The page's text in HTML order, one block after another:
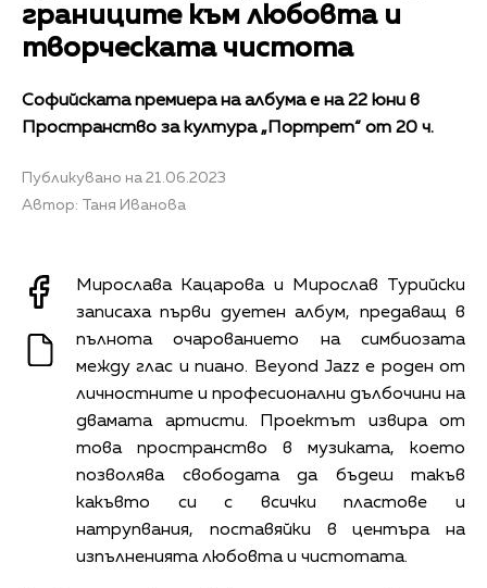
границите към любовта и
творческата чистота
Софийската премиера на албума е на 22 юни в
Пространство за култура „Портрет“ от 20 ч.
Публикувано на 21.06.2023
Автор: Таня Иванова
Мирослава Кацарова и Мирослав Турийски
записаха първи дуетен албум, предаващ в
пълнота очарованието на симбиозата
между глас и пиано. Beyond Jazz е роден от
личностните и професионални дълбочини на
двамата артисти. Проектът извира от
това пространство в музиката, което
позволява свободата да бъдеш такъв
какъвто си с всички пластове и
натрупвания, поставяйки в центъра на
изпълненията любовта и чистотата.